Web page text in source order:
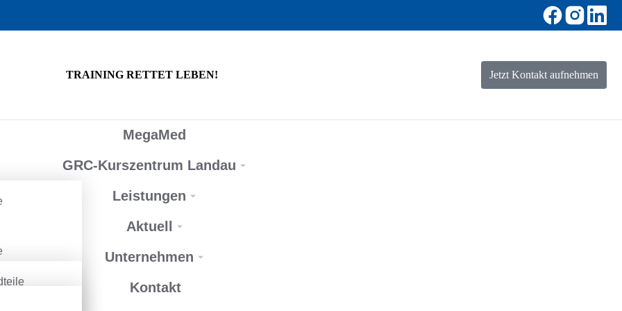
TRAINING RETTET LEBEN! Jetzt Kontakt aufnehmen
MegaMed
GRC-Kurszentrum Landau
Leistungen
Aktuell
Unternehmen
Kontakt